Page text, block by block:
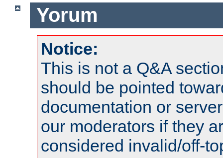
Yorum
Notice:
This is not a Q&A
should be pointed
documentation or
our moderators if they
considered invalid/off-